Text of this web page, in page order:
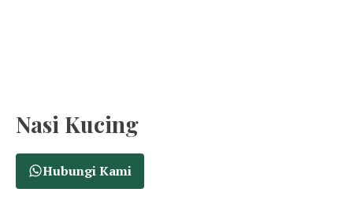
Nasi Kucing
Hubungi Kami